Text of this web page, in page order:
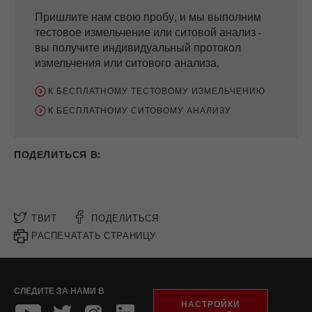
Провайдер Yandex
Purpose
пользователей сайта
Пришлите нам свою пробу, и мы выполним
тестовое измельчение или ситовой анализ -
вы получите индивидуальный протокол
измельчения или ситового анализа.
К БЕСПЛАТНОМУ ТЕСТОВОМУ ИЗМЕЛЬЧЕНИЮ
К БЕСПЛАТНОМУ СИТОВОМУ АНАЛИЗУ
ПОДЕЛИТЬСЯ В:
ТВИТ ПОДЕЛИТЬСЯ
РАСПЕЧАТАТЬ СТРАНИЦУ
СЛЕДИТЕ ЗА НАМИ В
НАСТРОЙКИ